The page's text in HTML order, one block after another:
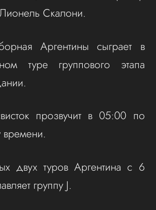
Скалони.
Аргентины сыграет в
туре группового этапа
прозвучит в 05:00 по
времени.
двух туров Аргентина с 6
группу J.